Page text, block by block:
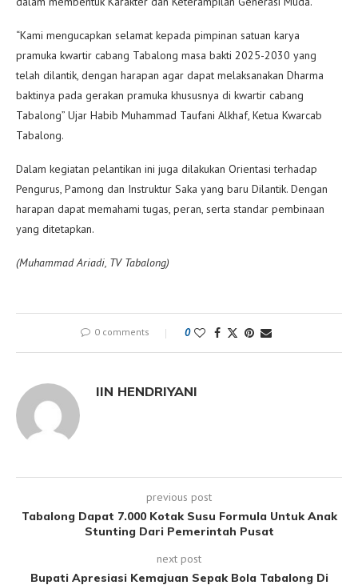
“Kami mengucapkan selamat kepada pimpinan satuan karya
pramuka kwartir cabang Tabalong masa bakti 2025-2030 yang
telah dilantik, dengan harapan agar dapat melaksanakan Dharma
baktinya pada gerakan pramuka khususnya di kwartir cabang
Tabalong” Ujar Habib Muhammad Taufani Alkhaf, Ketua Kwarcab
Tabalong.
Dalam kegiatan pelantikan ini juga dilakukan Orientasi terhadap
Pengurus, Pamong dan Instruktur Saka yang baru Dilantik. Dengan
harapan dapat memahami tugas, peran, serta standar pembinaan
yang ditetapkan.
(Muhammad Ariadi, TV Tabalong)
0 comments 0
IIN HENDRIYANI
previous post
Tabalong Dapat 7.000 Kotak Susu Formula Untuk Anak
Stunting Dari Pemerintah Pusat
next post
Bupati Apresiasi Kemajuan Sepak Bola Tabalong Di